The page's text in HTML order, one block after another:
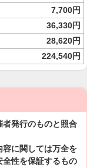
7,700円
36,330円
28,620円
224,540円
発行のものと照合
に関しては万全を
性を保証するもの